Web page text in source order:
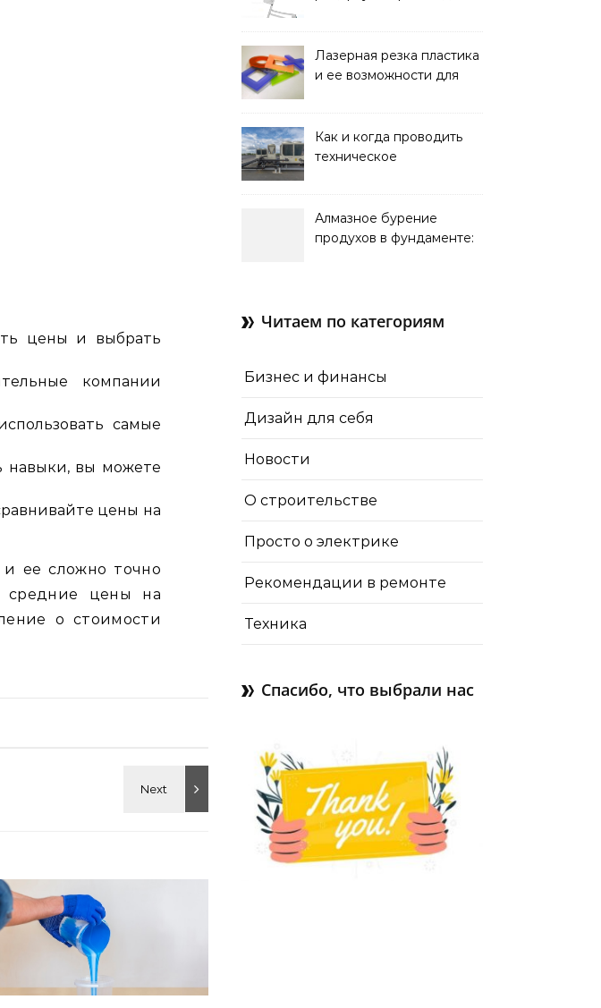
цены и выбрать
компании
самые
навыки‚ вы можете
цены на
и ее сложно точно
средние цены на
о стоимости
Лазерная резка пластика
и ее возможности для
Как и когда проводить
техническое
Алмазное бурение
продухов в фундаменте:
Читаем по категориям
Бизнес и финансы
Дизайн для себя
Новости
О строительстве
Просто о электрике
Рекомендации в ремонте
Техника
Спасибо, что выбрали нас